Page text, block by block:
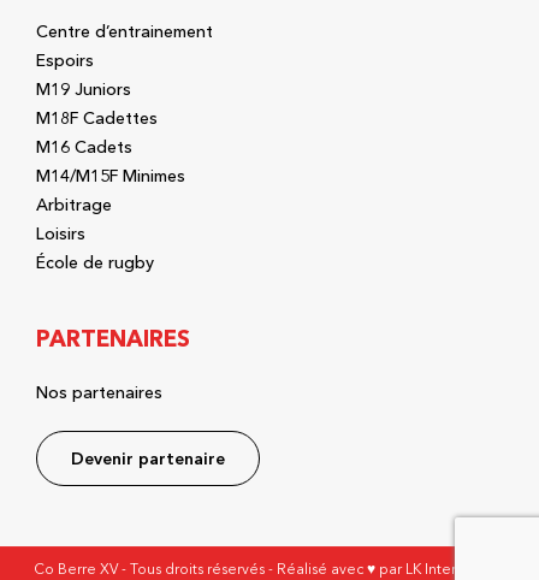
Centre d’entrainement
Espoirs
M19 Juniors
M18F Cadettes
M16 Cadets
M14/M15F Minimes
Arbitrage
Loisirs
École de rugby
PARTENAIRES
Nos partenaires
Devenir partenaire
Co Berre XV - Tous droits réservés - Réalisé avec ♥ par LK Interactive